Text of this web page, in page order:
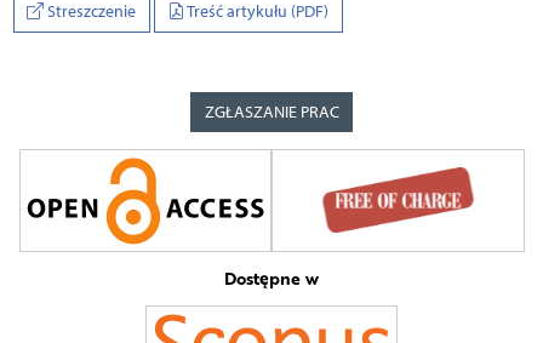
Streszczenie
Treść artykułu (PDF)
ZGŁASZANIE PRAC
Dostępne w